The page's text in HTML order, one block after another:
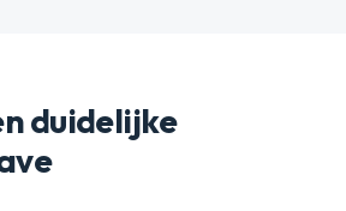
duidelijke